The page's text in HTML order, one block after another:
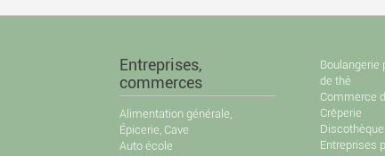
Entreprises,
commerces
Alimentation générale,
Épicerie, Cave
Auto école
Boulangerie
de thé
Commerce
Crêperie
Discothèque
Entreprises